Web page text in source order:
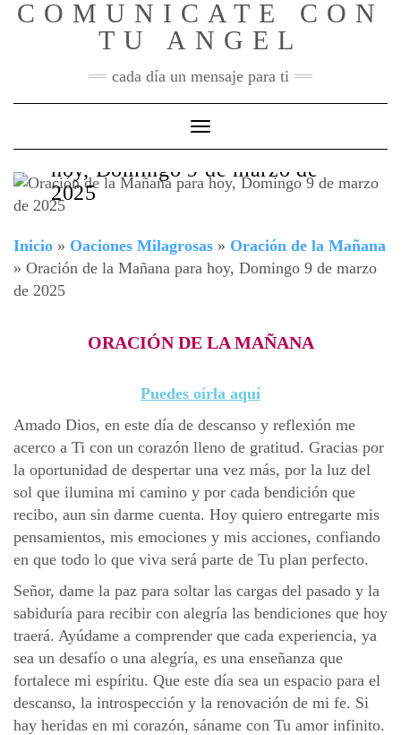
SkipCOMUNICATE CON
TU ANGEL
cada día un mensaje para ti
Toggle Navigation
Oración de la Mañana para
hoy, Domingo 9 de marzo de
2025
Inicio » Oaciones Milagrosas » Oración de la Mañana
» Oración de la Mañana para hoy, Domingo 9 de marzo
de 2025
ORACIÓN DE LA MAÑANA
Puedes oírla aquí
Amado Dios, en este día de descanso y reflexión me
acerco a Ti con un corazón lleno de gratitud. Gracias por
la oportunidad de despertar una vez más, por la luz del
sol que ilumina mi camino y por cada bendición que
recibo, aun sin darme cuenta. Hoy quiero entregarte mis
pensamientos, mis emociones y mis acciones, confiando
en que todo lo que viva será parte de Tu plan perfecto.
Señor, dame la paz para soltar las cargas del pasado y la
sabiduría para recibir con alegría las bendiciones que hoy
traerá. Ayúdame a comprender que cada experiencia, ya
sea un desafío o una alegría, es una enseñanza que
fortalece mi espíritu. Que este día sea un espacio para el
descanso, la introspección y la renovación de mi fe. Si
hay heridas en mi corazón, sáname con Tu amor infinito.